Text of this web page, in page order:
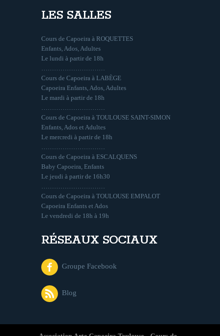
LES SALLES
Cours de Capoeira à ROQUETTES
Enfants, Ados, Adultes
Le lundi à partir de 18h
Cours de Capoeira à LABÈGE
Capoeira Enfants, Ados, Adultes
Le mardi à partir de 18h
Cours de Capoeira à TOULOUSE SAINT-SIMON
Enfants, Ados et Adultes
Le mercredi à partir de 18h
Cours de Capoeira à ESCALQUENS
Baby Capoeira, Enfants
Le jeudi à partir de 16h30
Cours de Capoeira à TOULOUSE EMPALOT
Capoeira Enfants et Ados
Le vendredi de 18h à 19h
RÉSEAUX SOCIAUX
Groupe Facebook
Blog